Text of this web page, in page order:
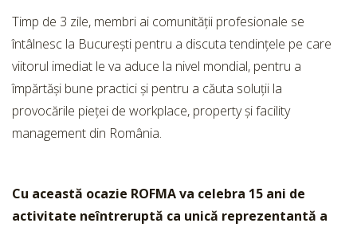
Timp de 3 zile, membri ai comunității profesionale se
întâlnesc la București pentru a discuta tendințele pe care
viitorul imediat le va aduce la nivel mondial, pentru a
împărtăși bune practici și pentru a căuta soluții la
provocările pieței de workplace, property și facility
management din România.
Cu această ocazie ROFMA va celebra 15 ani de
activitate neîntreruptă ca unică reprezentantă a